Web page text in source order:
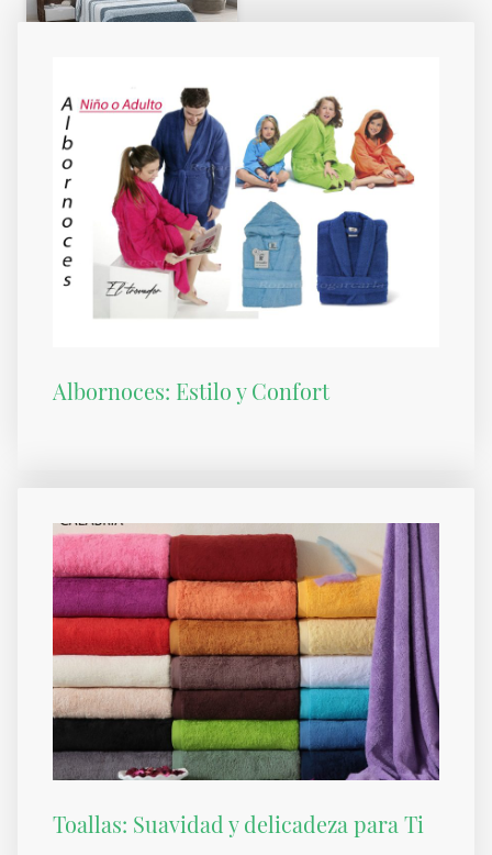
Colcha Maxi
Albornoces: Estilo y Confort
Toallas: Suavidad y delicadeza para Ti